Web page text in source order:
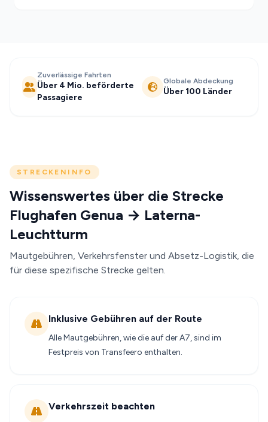
Zuverlässige Fahrten
Über 4 Mio. beförderte
Passagiere
Globale Abdeckung
Über 100 Länder
STRECKENINFO
Wissenswertes über die Strecke
Flughafen Genua → Laterna-
Leuchtturm
Mautgebühren, Verkehrsfenster und Absetz-Logistik, die
für diese spezifische Strecke gelten.
Inklusive Gebühren auf der Route
Alle Mautgebühren, wie die auf der A7, sind im
Festpreis von Transfeero enthalten.
Verkehrszeit beachten